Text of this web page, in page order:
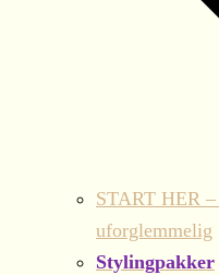
START HER
uforglemmelig
Stylingpakker